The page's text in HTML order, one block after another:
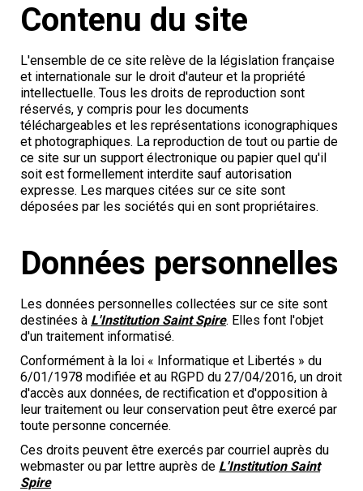
Contenu du site
L'ensemble de ce site relève de la législation française
et internationale sur le droit d'auteur et la propriété
intellectuelle. Tous les droits de reproduction sont
réservés, y compris pour les documents
téléchargeables et les représentations iconographiques
et photographiques. La reproduction de tout ou partie de
ce site sur un support électronique ou papier quel qu'il
soit est formellement interdite sauf autorisation
expresse. Les marques citées sur ce site sont
déposées par les sociétés qui en sont propriétaires.
Données personnelles
Les données personnelles collectées sur ce site sont
destinées à L'Institution Saint Spire. Elles font l'objet
d'un traitement informatisé.
Conformément à la loi « Informatique et Libertés » du
6/01/1978 modifiée et au RGPD du 27/04/2016, un droit
d'accès aux données, de rectification et d'opposition à
leur traitement ou leur conservation peut être exercé par
toute personne concernée.
Ces droits peuvent être exercés par courriel auprès du
webmaster ou par lettre auprès de L'Institution Saint
Spire